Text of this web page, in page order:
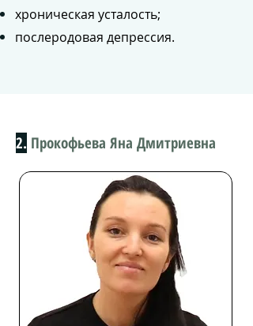
хроническая усталость;
послеродовая депрессия.
2. Прокофьева Яна Дмитриевна